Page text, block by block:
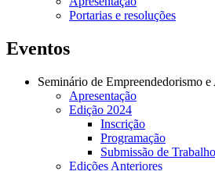
Portarias e resoluções
Eventos
Seminário de Empreendedorismo
Apresentação
Edição 2024
Inscrição
Programação
Submissão de
Edições Anteriores